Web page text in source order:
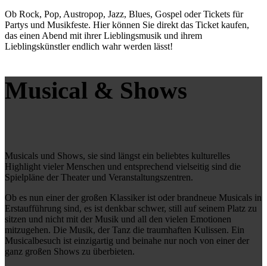
Ob Rock, Pop, Austropop, Jazz, Blues, Gospel oder Tickets für
Partys und Musikfeste. Hier können Sie direkt das Ticket kaufen,
das einen Abend mit ihrer Lieblingsmusik und ihrem
Lieblingskünstler endlich wahr werden lässt!
Musical & Shows
Musicals und Shows, sie sind längst ein beliebtes kulturelles
Highlight vieler Menschen und entsprechend vielseitig sind die
Spielpläne der Theater und Veranstaltungszentren.
Ob es nun einer der großen Klassiker ist oder brandneue Musicals in
Erstaufführung sind, es ist denkbar schwer, still auf seinem Platz zu
sitzen und nicht mit der Musik und all den vielen Emotionen
mitzugehen. Die Musik, der Tanz die traumhaften Kulissen. Ein
Musicalbesuch ist einzigartig und beinahe nur noch von einer der
ganz großen Shows zu überbieten.